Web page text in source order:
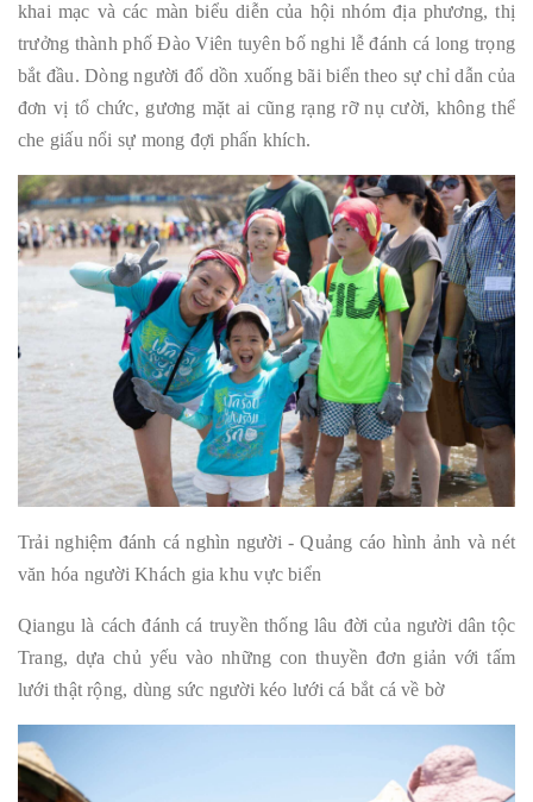
khai mạc và các màn biểu diễn của hội nhóm địa phương, thị
trưởng thành phố Đào Viên tuyên bố nghi lễ đánh cá long trọng
bắt đầu. Dòng người đổ dồn xuống bãi biển theo sự chỉ dẫn của
đơn vị tổ chức, gương mặt ai cũng rạng rỡ nụ cười, không thể
che giấu nổi sự mong đợi phấn khích.
Trải nghiệm đánh cá nghìn người - Quảng cáo hình ảnh và nét
văn hóa người Khách gia khu vực biển
Qiangu là cách đánh cá truyền thống lâu đời của người dân tộc
Trang, dựa chủ yếu vào những con thuyền đơn giản với tấm
lưới thật rộng, dùng sức người kéo lưới cá bắt cá về bờ